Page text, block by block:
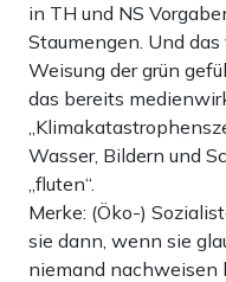
in TH und NS
Staumengen. Und
Weisung der grün
das bereits
Wasser, Bildern und
„fluten“.
Merke: (Öko-)
sie dann, wenn sie
niemand nachweisen